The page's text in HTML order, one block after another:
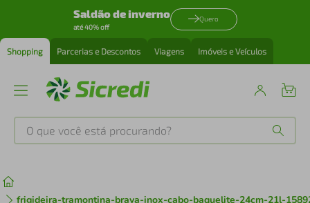
Saldão de inverno
até 40% off
Quero
Shopping Parcerias e Descontos Viagens Imóveis e Veículos
O que você está procurando?
frigideira-tramontina-brava-inox-cabo-baquelite-24cm-21l-
1º